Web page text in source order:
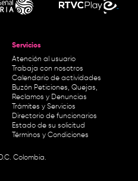
Servicios
Atención al usuario
Trabaja con nosotros
Calendario de actividades
Buzón Peticiones, Quejas,
Reclamos y Denuncias
Trámites y Servicios
Directorio de funcionarios
Estado de su solicitud
Términos y Condiciones
Colombia.